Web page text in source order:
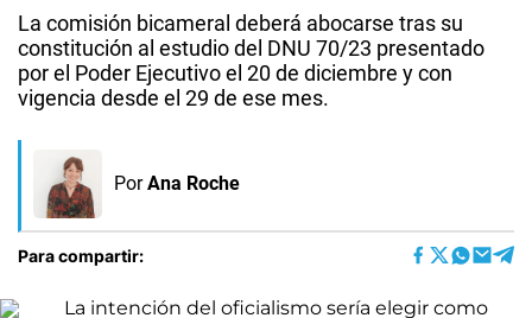
La comisión bicameral deberá abocarse tras su
constitución al estudio del DNU 70/23 presentado
por el Poder Ejecutivo el 20 de diciembre y con
vigencia desde el 29 de ese mes.
Por Ana Roche
Para compartir: